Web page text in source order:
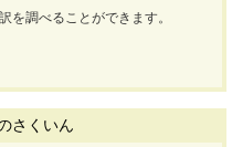
を調べることができます。
さくいん